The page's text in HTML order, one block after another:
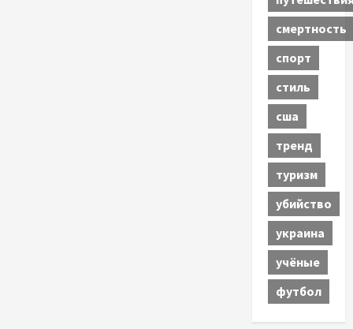
смертность
спорт
стиль
сша
тренд
туризм
убийство
украина
учёные
футбол